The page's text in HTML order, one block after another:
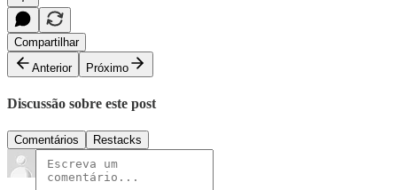
Compartilhar
Anterior
Próximo
Discussão sobre este post
Comentários Restacks